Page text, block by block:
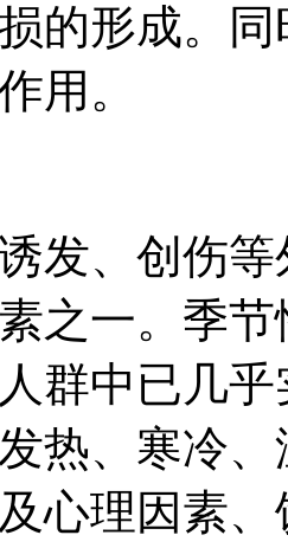
的形成。
用。
发、创伤
之一。季
群中已几
热、寒冷
心理因素